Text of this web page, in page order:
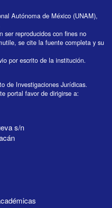
Autónoma de México (UNAM),
ser reproducidos con fines no
se cite la fuente completa y su
por escrito de la institución.
de Investigaciones Jurídicas.
portal favor de dirigirse a:
s/n